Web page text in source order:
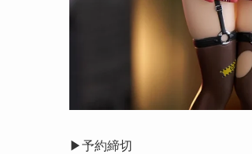
▶︎予約締切